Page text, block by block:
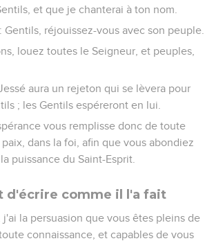
et que je chanterai à ton nom.
Gentils, réjouissez-vous avec son peuple.
louez toutes le Seigneur, et peuples,
aura un rejeton qui se lèvera pour
; les Gentils espéreront en lui.
vous remplisse donc de toute
dans la foi, afin que vous abondiez
puissance du Saint-Esprit.
d'écrire comme il l'a fait
j'ai la persuasion que vous êtes pleins de
connaissance, et capables de vous